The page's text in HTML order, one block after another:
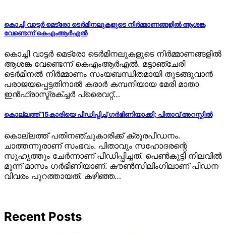
കൊച്ചി വാട്ടർ മെട്രോ ടെർമിനലുകളുടെ നിർമ്മാണങ്ങളിൽ ആശങ്ക
വേണ്ടെന്ന് കെഎംആർഎൽ
കൊച്ചി വാട്ടർ മെട്രോ ടെർമിനലുകളുടെ നിർമ്മാണങ്ങളിൽ
ആശങ്ക വേണ്ടെന്ന് കെഎംആർഎൽ. മട്ടാഞ്ചേരി
ടെർമിനൽ നിർമ്മാണം സംയബന്ധിതമായി തുടങ്ങുവാൻ
പരാജയപ്പെട്ടതിനാൽ കരാർ കമ്പനിയായ മേരി മാതാ
ഇൻഫ്രാസ്ട്രക്ച്ചർ പ്രൈവറ്റ്…
കൊല്ലത്ത് 15കാരിയെ പീഡിപ്പിച്ച് ​ഗർഭിണിയാക്കി; പിതാവ് അറസ്റ്റിൽ
കൊല്ലത്ത് പതിനഞ്ചുകാരിക്ക് ക്രൂരപീഡനം.
ചാത്തന്നൂരാണ് സംഭവം. പിതാവും സഹോദരന്റെ
സുഹൃത്തും ചേർന്നാണ് പീഡിപ്പിച്ചത്. പെൺകുട്ടി നിലവിൽ
മൂന്ന് മാസം ​ഗർഭിണിയാണ്. കൗൺസിലിം​ഗിലാണ് പീഡന
വിവരം പുറത്തായത്. കഴിഞ്ഞ…
Recent Posts